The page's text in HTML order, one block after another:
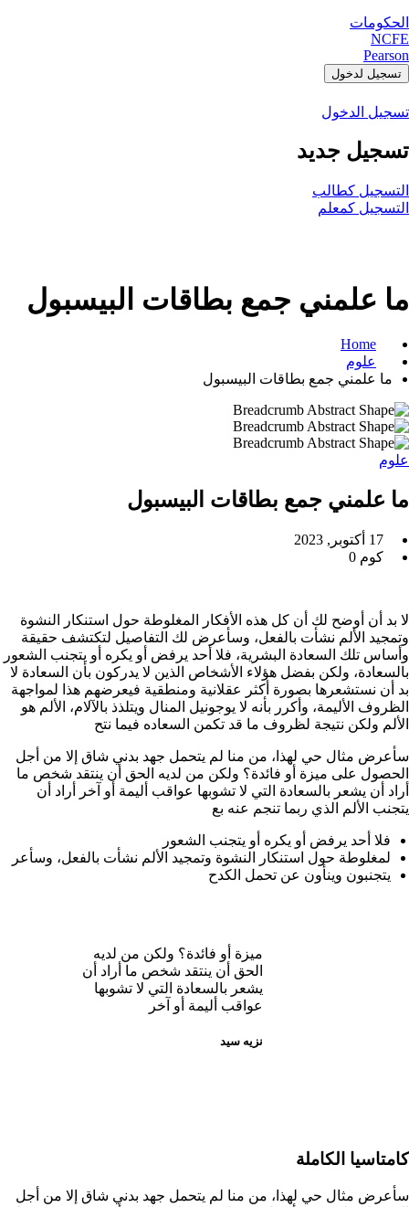
الحكومات
NCFE
Pearson
تسجيل لدخول
تسجيل الدخول
تسجيل جديد
التسجيل كطالب
التسجيل كمعلم
ما علمني جمع بطاقات البيسبول
Home
علوم
ما علمني جمع بطاقات البيسبول
علوم
ما علمني جمع بطاقات البيسبول
17 أكتوبر, 2023
كوم 0
لا بد أن أوضح لك أن كل هذه الأفكار المغلوطة حول استنكار النشوة
وتمجيد الألم نشأت بالفعل، وسأعرض لك التفاصيل لتكتشف حقيقة
وأساس تلك السعادة البشرية، فلا أحد يرفض أو يكره أو يتجنب الشعور
بالسعادة، ولكن بفضل هؤلاء الأشخاص الذين لا يدركون بأن السعادة لا
بد أن نستشعرها بصورة أكثر عقلانية ومنطقية فيعرضهم هذا لمواجهة
الظروف الأليمة، وأكرر بأنه لا يوجونيل المنال ويتلذذ بالآلام، الألم هو
الألم ولكن نتيجة لظروف ما قد تكمن السعاده فيما نتح
سأعرض مثال حي لهذا، من منا لم يتحمل جهد بدني شاق إلا من أجل
الحصول على ميزة أو فائدة؟ ولكن من لديه الحق أن ينتقد شخص ما
أراد أن يشعر بالسعادة التي لا تشوبها عواقب أليمة أو آخر أراد أن
يتجنب الألم الذي ربما تنجم عنه بع
فلا أحد يرفض أو يكره أو يتجنب الشعور
لمغلوطة حول استنكار النشوة وتمجيد الألم نشأت بالفعل، وسأعر
يتجنبون وينأون عن تحمل الكدح
ميزة أو فائدة؟ ولكن من لديه
الحق أن ينتقد شخص ما أراد أن
يشعر بالسعادة التي لا تشوبها
عواقب أليمة أو آخر
نزيه سيد
كامتاسيا الكاملة
سأعرض مثال حي لهذا، من منا لم يتحمل جهد بدني شاق إلا من أجل